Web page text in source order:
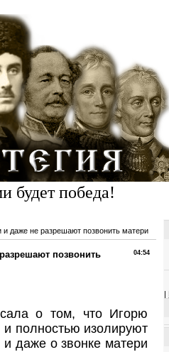
будет победа!
даже не разрешают позвонить матери
04:54
позвонить
о том, что Игорю
полностью изолируют
даже о звонке матери